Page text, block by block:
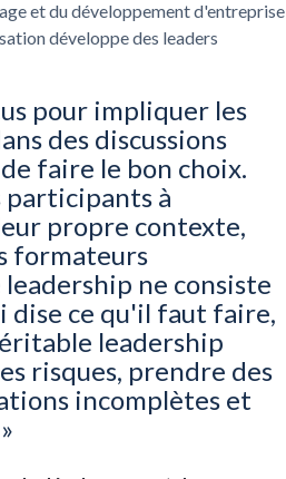
et du développement d'entreprise
développe des leaders
pour impliquer les
des discussions
faire le bon choix.
participants à
propre contexte,
formateurs
ne consiste
dise ce qu'il faut faire,
leadership
risques, prendre des
incomplètes et